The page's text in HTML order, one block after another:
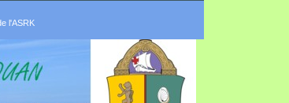
l'ASRK